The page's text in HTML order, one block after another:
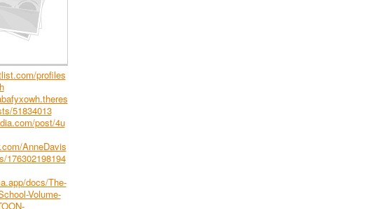
profiles
51834013
post/4u
AnneDavis
176302198194
docs/The-
Volume-